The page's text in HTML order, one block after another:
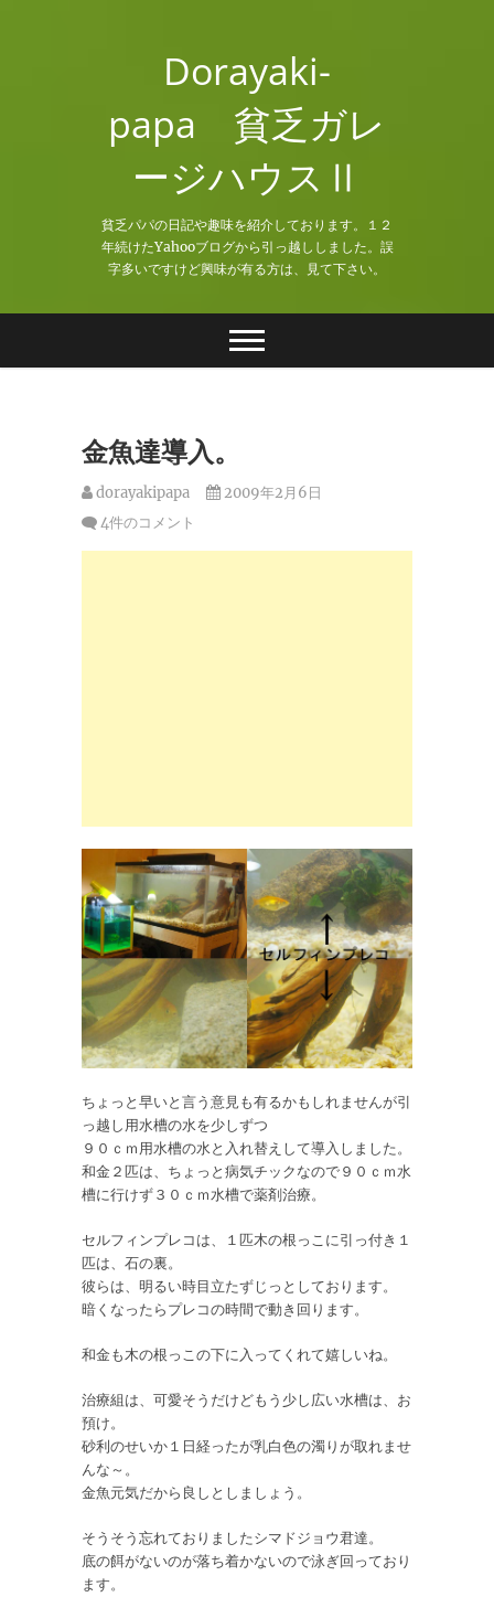
Dorayaki-
papa 貧乏ガレ
ージハウスⅡ
貧乏パパの日記や趣味を紹介しております。１２
年続けたYahooブログから引っ越ししました。誤
字多いですけど興味が有る方は、見て下さい。
金魚達導入。
dorayakipapa
2009年2月6日
4件のコメント
ちょっと早いと言う意見も有るかもしれませんが引
っ越し用水槽の水を少しずつ
９０ｃｍ用水槽の水と入れ替えして導入しました。
和金２匹は、ちょっと病気チックなので９０ｃｍ水
槽に行けず３０ｃｍ水槽で薬剤治療。
セルフィンプレコは、１匹木の根っこに引っ付き１
匹は、石の裏。
彼らは、明るい時目立たずじっとしております。
暗くなったらプレコの時間で動き回ります。
和金も木の根っこの下に入ってくれて嬉しいね。
治療組は、可愛そうだけどもう少し広い水槽は、お
預け。
砂利のせいか１日経ったが乳白色の濁りが取れませ
んな～。
金魚元気だから良しとしましょう。
そうそう忘れておりましたシマドジョウ君達。
底の餌がないのが落ち着かないので泳ぎ回っており
ます。